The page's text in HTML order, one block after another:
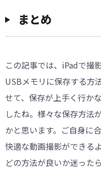
まとめ
この記事では、iPadで撮
USBメモリに保存する方
せて、保存が上手く行か
したね。様々な保存方法
かと思います。ご自身に
快適な動画撮影ができる
どの方法が良いか迷った